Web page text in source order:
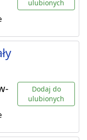
ulubionych
Dodaj do
ulubionych